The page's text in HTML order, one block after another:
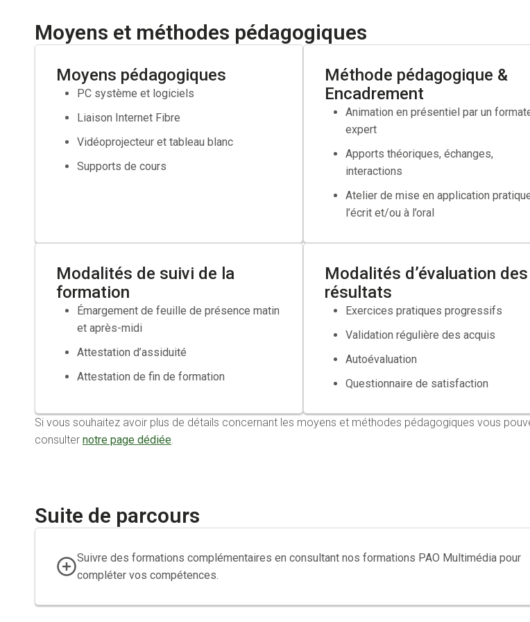
sont pas suffisante.
Établir la fiche de poste
Réaliser le positionnement du candidat
Élaborer un parcours formation
Faire valider votre projet par votre conseiller France Travail
Si besoin faire une demande de cofinancement auprès de votre OPCO
Moyens et méthodes pédagogiques
Moyens pédagogiques
PC système et logiciels
Liaison Internet Fibre
Vidéoprojecteur et tableau blanc
Supports de cours
Méthode pédagogique &
Encadrement
Animation en présentiel par un
expert
Apports théoriques, échanges,
interactions
Atelier de mise en application
l’écrit et/ou à l’oral
Modalités de suivi de la
formation
Émargement de feuille de présence matin
et après-midi
Attestation d’assiduité
Attestation de fin de formation
Modalités d’évaluation des
résultats
Exercices pratiques progressifs
Validation régulière des acquis
Autoévaluation
Questionnaire de satisfaction
Si vous souhaitez avoir plus de détails concernant les moyens et méthodes pédagogiques vous
consulter notre page dédiée.
Suite de parcours
Suivre des formations complémentaires en consultant nos formations PAO Multimédia pour
compléter vos compétences.